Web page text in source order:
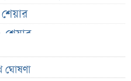
ঘোষণা